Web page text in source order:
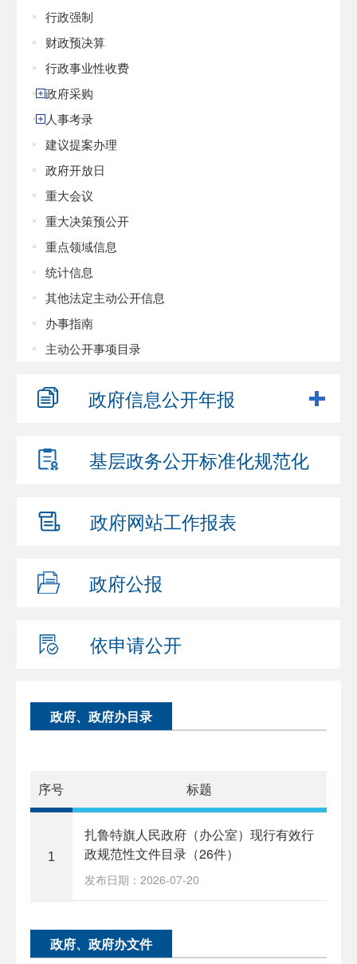
行政强制
财政预决算
行政事业性收费
政府采购
人事考录
建议提案办理
政府开放日
重大会议
重大决策预公开
重点领域信息
统计信息
其他法定主动公开信息
办事指南
主动公开事项目录
政府信息公开年报
基层政务公开标准化规范化
政府网站工作报表
政府公报
依申请公开
政府、政府办目录
序号 标题
1
扎鲁特旗人民政府（办公室）现行有效行
政规范性文件目录（26件）
发布日期：2026-07-20
政府、政府办文件